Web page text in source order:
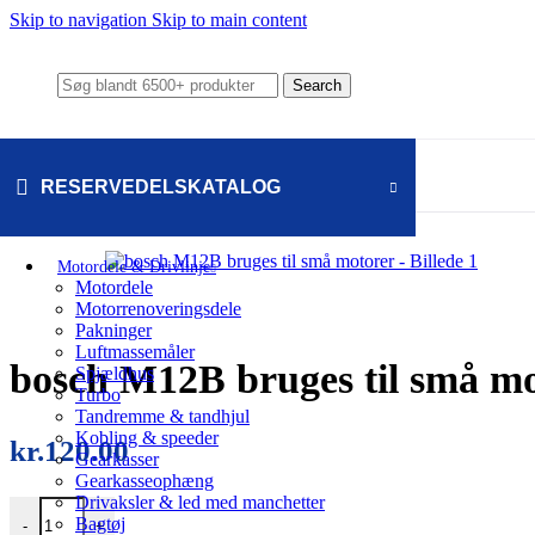
Skip to navigation Skip to main content
Search
RESERVEDELSKATALOG
Motordele & Drivlinje
Motordele
Motorrenoveringsdele
Pakninger
Luftmassemåler
Spjældhus
Turbo
Tandremme & tandhjul
Kobling & speeder
Gearkasser
Gearkasseophæng
Drivaksler & led med manchetter
Bagtøj
bosch M12B bruges til små
kr.120.00
-
bosch M12B bruges til små motorer antal
+